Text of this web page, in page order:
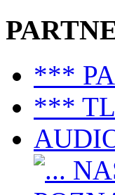
***
***